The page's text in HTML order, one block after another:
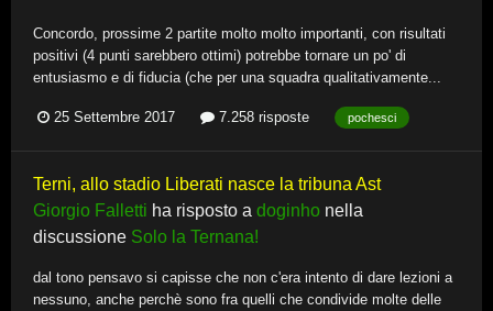
Concordo, prossime 2 partite molto molto importanti, con risultati
positivi (4 punti sarebbero ottimi) potrebbe tornare un po' di
entusiasmo e di fiducia (che per una squadra qualitativamente...
25 Settembre 2017 7.258 risposte pochesci
Terni, allo stadio Liberati nasce la tribuna Ast
Giorgio Falletti ha risposto a doginho nella
discussione Solo la Ternana!
dal tono pensavo si capisse che non c'era intento di dare lezioni a
nessuno, anche perchè sono fra quelli che condivide molte delle